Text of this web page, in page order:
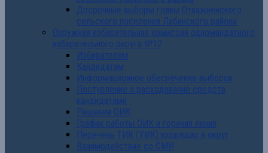
Досрочные выборы главы Отважненского
сельского поселения Лабинского района
Окружная избирательная комиссия одномандатного
избирательного округа №12
Избирателям
Кандидатам
Информационное обеспечение выборов
Поступление и расходование средств
кандидатами
Решения ОИК
График работы ОИК и горячая линия
Перечень ТИК (УИК) входящих в округ
Взаимодействие со СМИ